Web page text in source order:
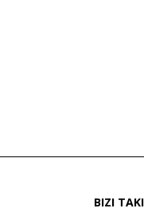
BIZI